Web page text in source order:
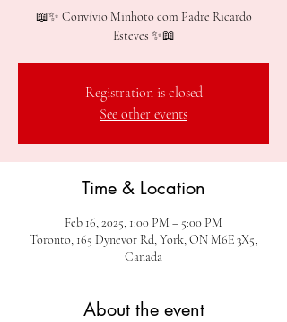
📖✨ Convívio Minhoto com Padre Ricardo
Registration is closed
See other events
Time & Location
Feb 16, 2025, 1:00 PM – 5:00 PM
Toronto, 165 Dynevor Rd, York, ON M6E 3X5,
Canada
About the event